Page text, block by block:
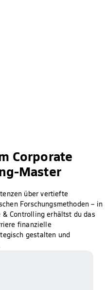
Corporate
Master
über vertiefte
Forschungsmethoden – in
& Controlling erhältst du das
finanzielle
gestalten und